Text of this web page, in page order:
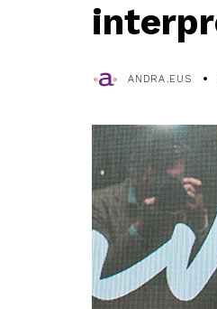
ANDRA.EUS